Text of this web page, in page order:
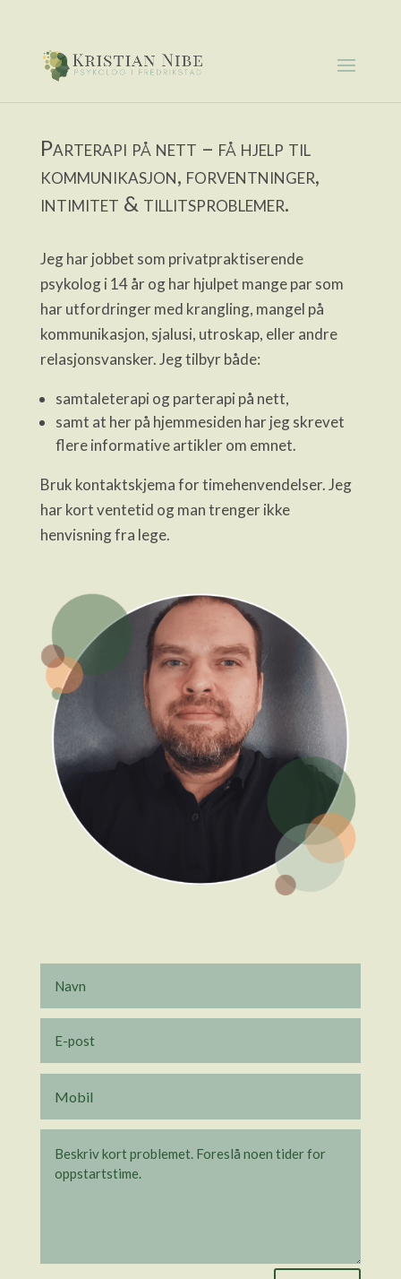
Parterapi på nett – få hjelp til
kommunikasjon, forventninger,
intimitet & tillitsproblemer.
Jeg har jobbet som privatpraktiserende
psykolog i 14 år og har hjulpet mange par som
har utfordringer med krangling, mangel på
kommunikasjon, sjalusi, utroskap, eller andre
relasjonsvansker. Jeg tilbyr både:
samtaleterapi og parterapi på nett,
samt at her på hjemmesiden har jeg skrevet
flere informative artikler om emnet.
Bruk kontaktskjema for timehenvendelser. Jeg
har kort ventetid og man trenger ikke
henvisning fra lege.